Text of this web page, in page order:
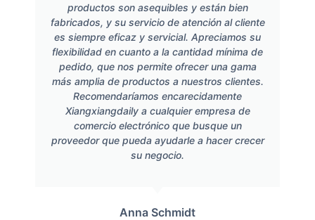
productos son asequibles y están bien
fabricados, y su servicio de atención al cliente
es siempre eficaz y servicial. Apreciamos su
flexibilidad en cuanto a la cantidad mínima de
pedido, que nos permite ofrecer una gama
más amplia de productos a nuestros clientes.
Recomendaríamos encarecidamente
Xiangxiangdaily a cualquier empresa de
comercio electrónico que busque un
proveedor que pueda ayudarle a hacer crecer
su negocio.
Anna Schmidt